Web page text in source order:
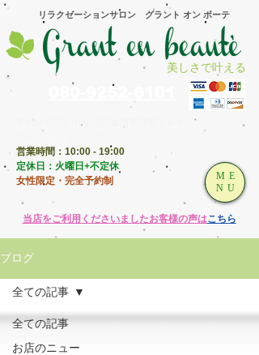
​リラクゼーションサロン グラント オン ボーテ
美しさで叶える
​当店をご利用くださいましたお客様の声はこちら
〒994-0003 山形県天童市柏木町1-8-4
営業時間：10:00 - 19:00
​定休日：火曜日+不定休
女性限定・完全予約制
ME
NU
ブログ
全ての記事
お店のニュー
全ての記事